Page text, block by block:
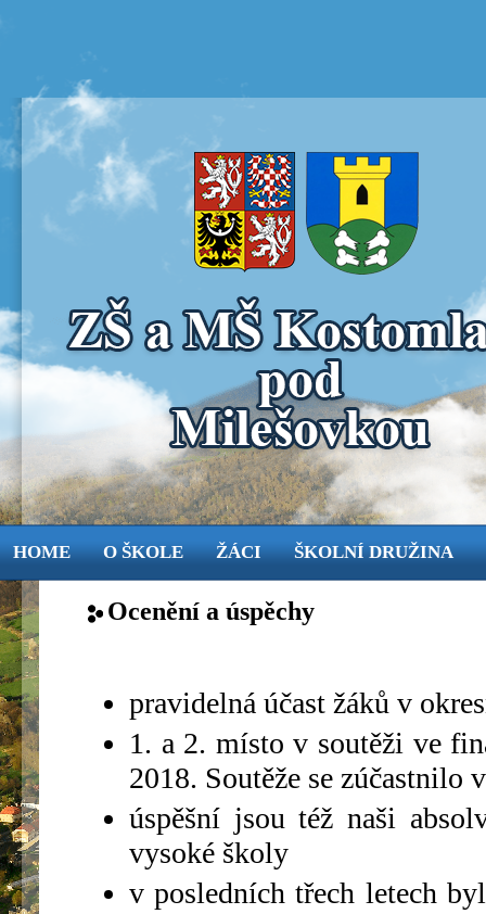
HOME O ŠKOLE ŽÁCI ŠKOLNÍ DRUŽINA
Ocenění a úspěchy
pravidelná účast žáků v
1. a 2. místo v soutěži ve
2018. Soutěže se zúčastnilo
úspěšní jsou též naši
vysoké školy
v posledních třech letech